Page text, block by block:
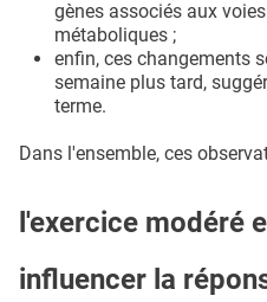
gènes associés aux
métaboliques ;
enfin, ces changements
semaine plus tard,
terme.
Dans l'ensemble, ces
l'exercice modéré
influencer la